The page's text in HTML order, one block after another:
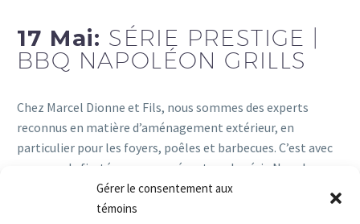
Gérer le consentement aux
témoins
17 Mai: SÉRIE PRESTIGE |
BBQ NAPOLÉON GRILLS
Chez Marcel Dionne et Fils, nous sommes des experts
reconnus en matière d’aménagement extérieur, en
particulier pour les foyers, poêles et barbecues. C’est avec
une grande fierté que nous présentons la série Napoleon